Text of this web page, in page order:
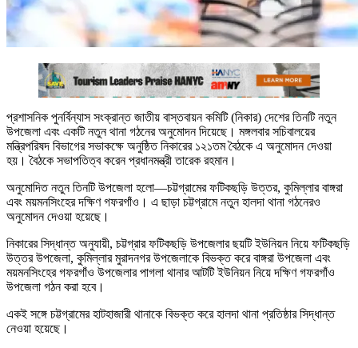
প্রশাসনিক পুনর্বিন্যাস সংক্রান্ত জাতীয় বাস্তবায়ন কমিটি (নিকার) দেশের তিনটি নতুন
উপজেলা এবং একটি নতুন থানা গঠনের অনুমোদন দিয়েছে। মঙ্গলবার সচিবালয়ের
মন্ত্রিপরিষদ বিভাগের সভাকক্ষে অনুষ্ঠিত নিকারের ১২১তম বৈঠকে এ অনুমোদন দেওয়া
হয়। বৈঠকে সভাপতিত্ব করেন প্রধানমন্ত্রী তারেক রহমান।
অনুমোদিত নতুন তিনটি উপজেলা হলো—চট্টগ্রামের ফটিকছড়ি উত্তর, কুমিল্লার বাঙ্গরা
এবং ময়মনসিংহের দক্ষিণ গফরগাঁও। এ ছাড়া চট্টগ্রামে নতুন হালদা থানা গঠনেরও
অনুমোদন দেওয়া হয়েছে।
নিকারের সিদ্ধান্ত অনুযায়ী, চট্টগ্রার ফটিকছড়ি উপজেলার ছয়টি ইউনিয়ন নিয়ে ফটিকছড়ি
উত্তর উপজেলা, কুমিল্লার মুরাদনগর উপজেলাকে বিভক্ত করে বাঙ্গরা উপজেলা এবং
ময়মনসিংহের গফরগাঁও উপজেলার পাগলা থানার আটটি ইউনিয়ন নিয়ে দক্ষিণ গফরগাঁও
উপজেলা গঠন করা হবে।
একই সঙ্গে চট্টগ্রামের হাটহাজারী থানাকে বিভক্ত করে হালদা থানা প্রতিষ্ঠার সিদ্ধান্ত
নেওয়া হয়েছে।